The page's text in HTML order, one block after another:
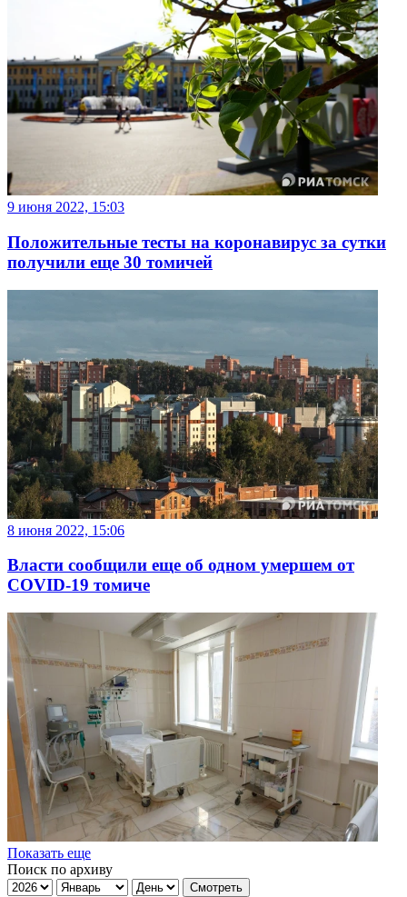
9 июня 2022, 15:03
Положительные тесты на коронавирус за сутки
получили еще 30 томичей
8 июня 2022, 15:06
Власти сообщили еще об одном умершем от
COVID-19 томиче
Показать еще
Поиск по архиву
Смотреть